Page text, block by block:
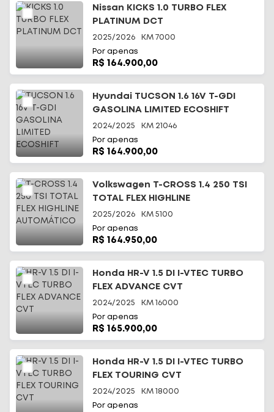
Nissan KICKS 1.0 TURBO FLEX
PLATINUM DCT
2025/2026 KM 7000
Por apenas
R$ 164.900,00
Hyundai TUCSON 1.6 16V T-GDI
GASOLINA LIMITED ECOSHIFT
2024/2025 KM 21046
Por apenas
R$ 164.900,00
Volkswagen T-CROSS 1.4 250 TSI
TOTAL FLEX HIGHLINE
AUTOMÁTICO
2025/2026 KM 5100
Por apenas
R$ 164.950,00
Honda HR-V 1.5 DI I-VTEC TURBO
FLEX ADVANCE CVT
2024/2025 KM 16000
Por apenas
R$ 165.900,00
Honda HR-V 1.5 DI I-VTEC TURBO
FLEX TOURING CVT
2024/2025 KM 18000
Por apenas